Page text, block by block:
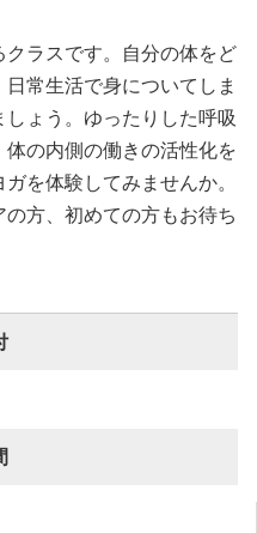
ラスです。自分の体をど
常生活で身についてしま
ょう。ゆったりした呼吸
の内側の働きの活性化を
を体験してみませんか。
方、初めての方もお待ち